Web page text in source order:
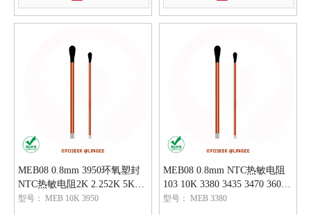
MEB08 0.8mm 3950环氧塑封
NTC热敏电阻2K 2.252K 5K
10K 50K 100K
型号： MEB 10K 3950
MEB08 0.8mm NTC热敏电阻
103 10K 3380 3435 3470 3600
3950
型号： MEB 3380